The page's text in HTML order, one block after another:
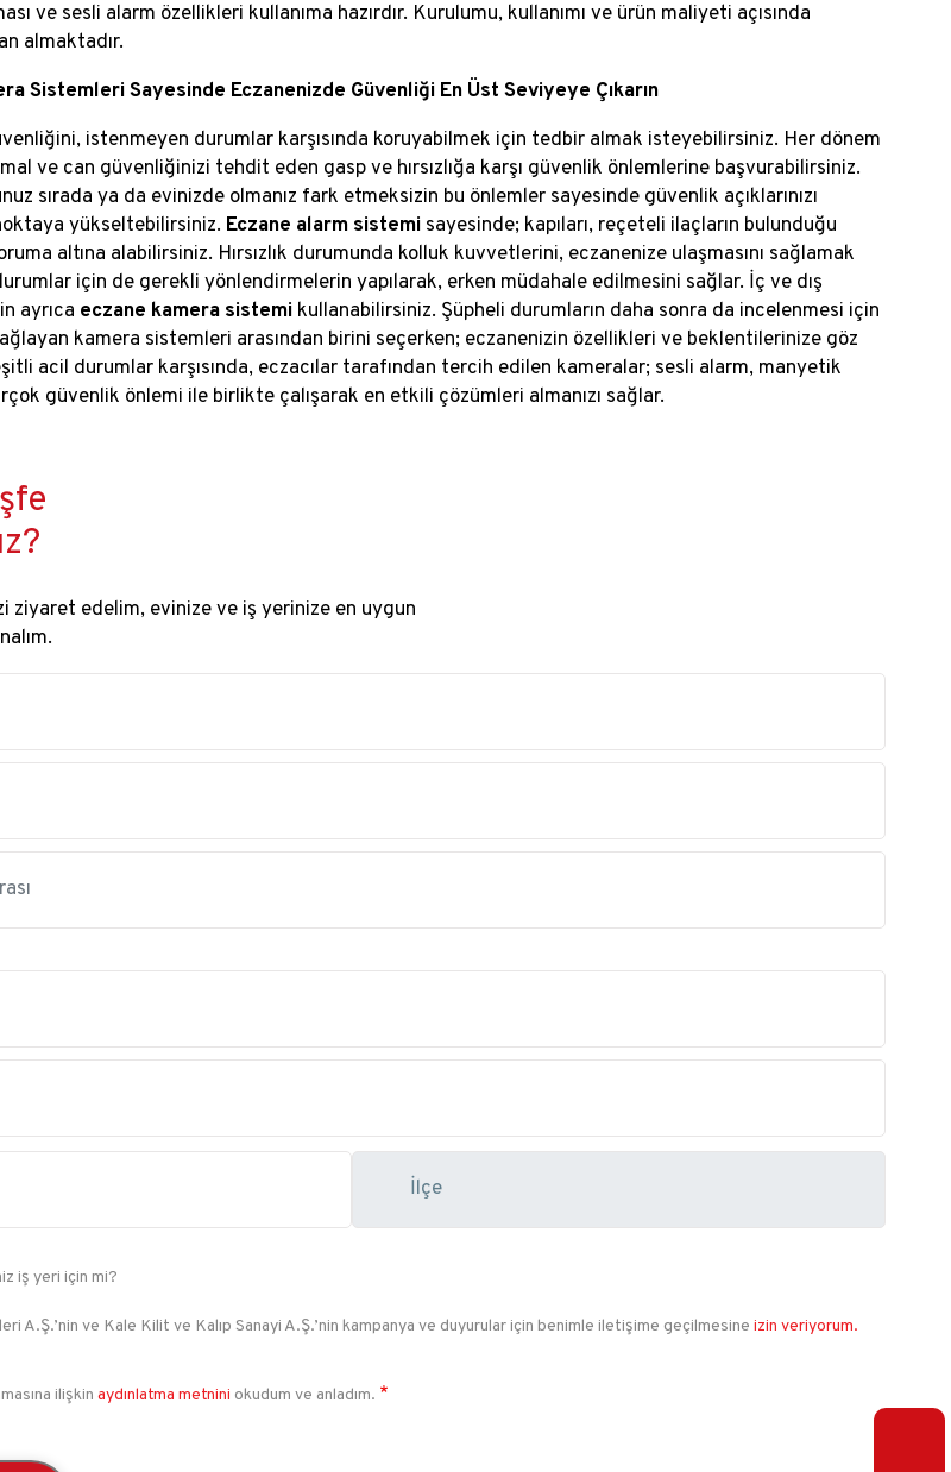
ve sesli alarm özellikleri kullanıma hazırdır. Kurulumu, kullanımı ve ürün maliyeti açısında
almaktadır.
Sistemleri Sayesinde Eczanenizde Güvenliği En Üst Seviyeye Çıkarın
istenmeyen durumlar karşısında koruyabilmek için tedbir almak isteyebilirsiniz. Her dönem
ve can güvenliğinizi tehdit eden gasp ve hırsızlığa karşı güvenlik önlemlerine başvurabilirsiniz.
sırada ya da evinizde olmanız fark etmeksizin bu önlemler sayesinde güvenlik açıklarınızı
yükseltebilirsiniz. Eczane alarm sistemi sayesinde; kapıları, reçeteli ilaçların bulunduğu
altına alabilirsiniz. Hırsızlık durumunda kolluk kuvvetlerini, eczanenize ulaşmasını sağlamak
için de gerekli yönlendirmelerin yapılarak, erken müdahale edilmesini sağlar. İç ve dış
ayrıca eczane kamera sistemi kullanabilirsiniz. Şüpheli durumların daha sonra da incelenmesi için
kamera sistemleri arasından birini seçerken; eczanenizin özellikleri ve beklentilerinize göz
acil durumlar karşısında, eczacılar tarafından tercih edilen kameralar; sesli alarm, manyetik
güvenlik önlemi ile birlikte çalışarak en etkili çözümleri almanızı sağlar.
ziyaret edelim, evinize ve iş yerinize en uygun
iş yeri için mi?
A.Ş.’nin ve Kale Kilit ve Kalıp Sanayi A.Ş.’nin kampanya ve duyurular için benimle iletişime geçilmesine izin veriyorum.
ilişkin aydınlatma metnini okudum ve anladım.